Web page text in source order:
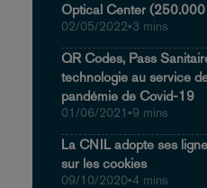
Optical Center
02/05/2022•3 mins
QR Codes, Pass
technologie au service
pandémie de Covid-19
01/06/2021 •9 mins
La CNIL adopte ses
sur les cookies
09/10/2020•4 mins